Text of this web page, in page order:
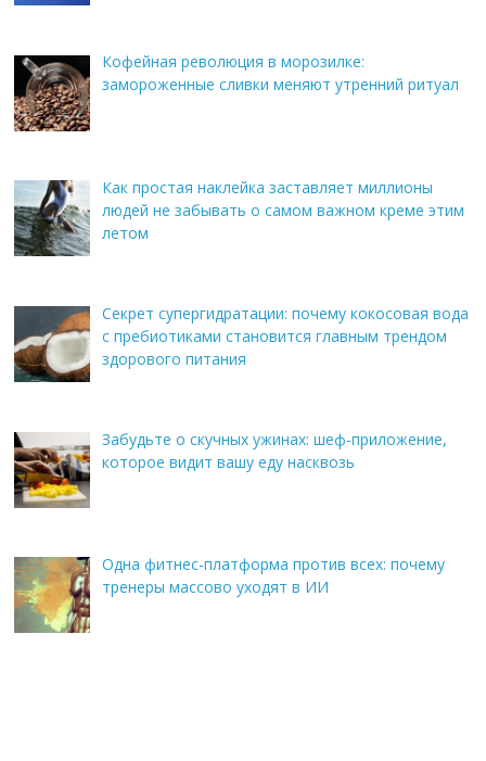
Кофейная революция в морозилке:
замороженные сливки меняют утренний ритуал
Как простая наклейка заставляет миллионы
людей не забывать о самом важном креме этим
летом
Секрет супергидратации: почему кокосовая вода
с пребиотиками становится главным трендом
здорового питания
Забудьте о скучных ужинах: шеф-приложение,
которое видит вашу еду насквозь
Одна фитнес-платформа против всех: почему
тренеры массово уходят в ИИ